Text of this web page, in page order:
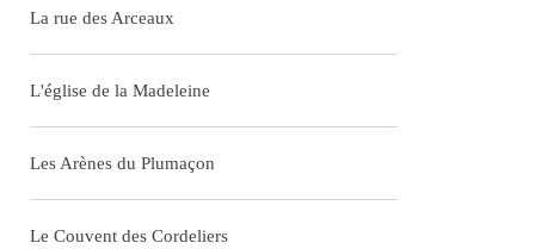
La rue des Arceaux
L'église de la Madeleine
Les Arènes du Plumaçon
Le Couvent des Cordeliers